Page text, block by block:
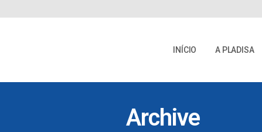
INÍCIO A PLADISA
Archive